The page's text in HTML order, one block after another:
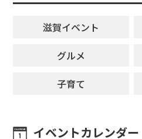
滋賀イベント
グルメ
子育て
イベントカレンダー